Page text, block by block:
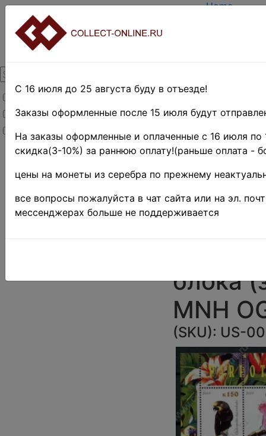
Товары со скидкой
Товары в наличии
Новинки
Home
Payment
TERMS AND
Home»
»Africa
»
Малави
Малави
блока
MNH
(SKU): US-
С 16 июля до 25 августа буду в отъезде!
Заказы оформленные после 15 июля будут
На заказы оформленные и оплаченные с 16 июля по
скидка(3-10%) за раннюю оплату!(раньше оплата -
цены на монеты из серебра по прежнему
все вопросы пожалуйста в чат сайта или на эл.
мессенджерах больше не поддерживается